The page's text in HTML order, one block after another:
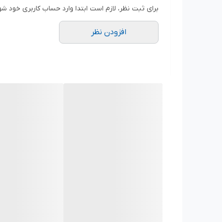
برای ثبت نظر، لازم است ابتدا وارد حساب کاربری خود
افزودن نظر